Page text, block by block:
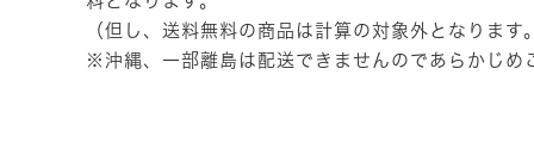
（但し、送料無料の商品は計算の対象外となります
※沖縄、一部離島は配送できませんのであらかじめ